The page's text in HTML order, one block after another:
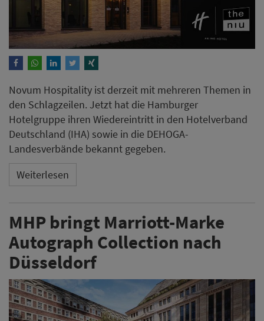
Novum Hospitality ist derzeit mit mehreren Themen in
den Schlagzeilen. Jetzt hat die Hamburger
Hotelgruppe ihren Wiedereintritt in den Hotelverband
Deutschland (IHA) sowie in die DEHOGA-
Landesverbände bekannt gegeben.
Weiterlesen
MHP bringt Marriott-Marke
Autograph Collection nach
Düsseldorf